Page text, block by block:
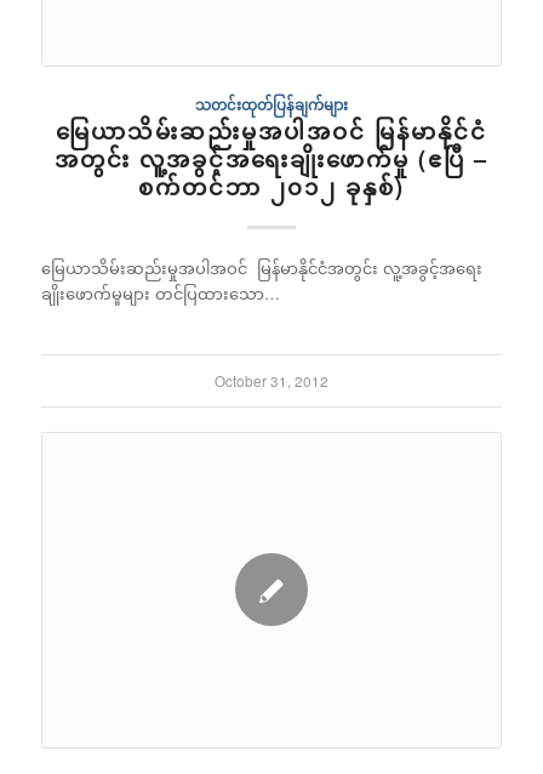
သတင်းထုတ်ပြန်ချက်များ
မြေယာသိမ်းဆည်းမှုအပါအဝင် မြန်မာနိုင်ငံ
အတွင်း လူ့အခွင့်အရေးချိုးဖောက်မှု (ဧပြီ –
စက်တင်ဘာ ၂၀၁၂ ခုနှစ်)
မြေယာသိမ်းဆည်းမှုအပါအဝင် မြန်မာနိုင်ငံအတွင်း လူ့အခွင့်အရေး
ချိုးဖောက်မှုများ တင်ပြထားသော…
October 31, 2012